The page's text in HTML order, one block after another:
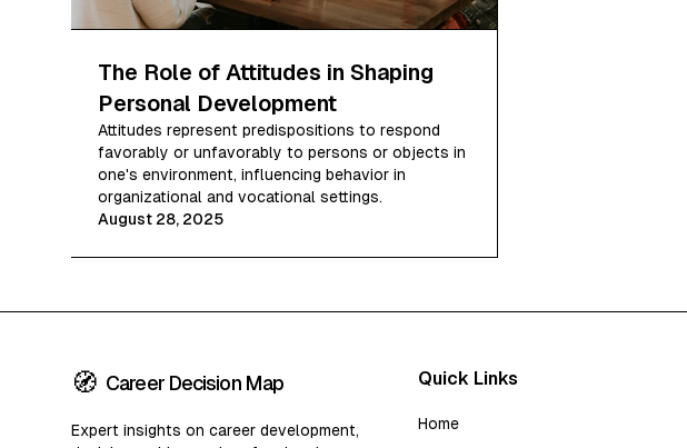
The Role of Attitudes in Shaping
Personal Development
Attitudes represent predispositions to respond
favorably or unfavorably to persons or objects in
one's environment, influencing behavior in
organizational and vocational settings.
August 28, 2025
🧭 Career Decision Map
Expert insights on career development,
Quick Links
Home